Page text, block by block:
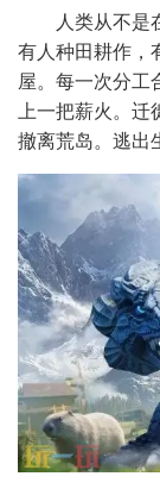
人类从不是
有人种田耕作，
屋。每一次分工
上一把薪火。
撤离荒岛。逃出